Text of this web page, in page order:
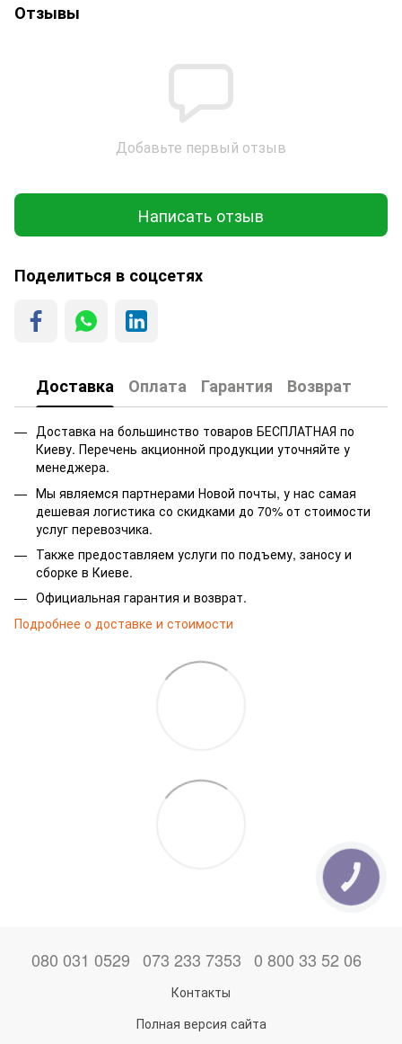
Отзывы
Добавьте первый отзыв
Написать отзыв
Поделиться в соцсетях
Доставка Оплата Гарантия Возврат
Доставка на большинство товаров БЕСПЛАТНАЯ по
Киеву. Перечень акционной продукции уточняйте у
менеджера.
Мы являемся партнерами Новой почты, у нас самая
дешевая логистика со скидками до 70% от стоимости
услуг перевозчика.
Также предоставляем услуги по подъему, заносу и
сборке в Киеве.
Официальная гарантия и возврат.
Подробнее о доставке и стоимости
080 031 0529 073 233 7353 0 800 33 52 06
Контакты
Полная версия сайта
КНОПКА
ЗВ'ЯЗКУ